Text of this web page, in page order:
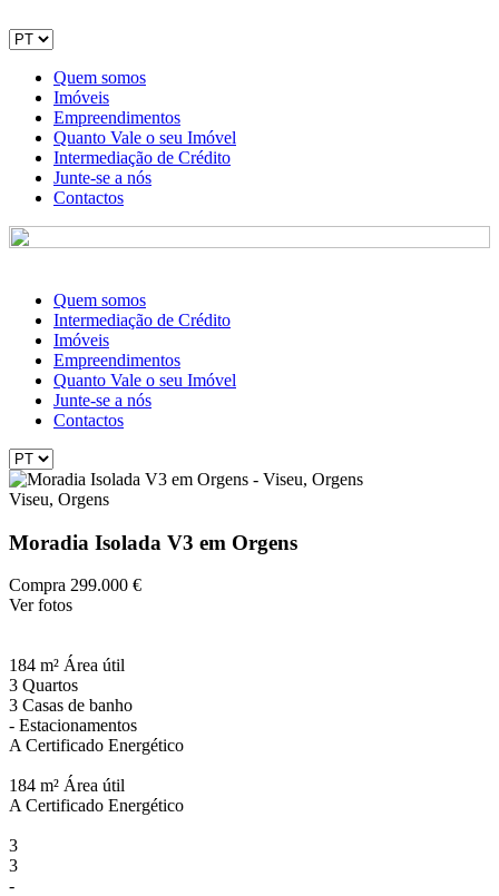
Quem somos
Imóveis
Empreendimentos
Quanto Vale o seu Imóvel
Intermediação de Crédito
Junte-se a nós
Contactos
Quem somos
Intermediação de Crédito
Imóveis
Empreendimentos
Quanto Vale o seu Imóvel
Junte-se a nós
Contactos
Viseu, Orgens
Moradia Isolada V3 em Orgens
Compra 299.000 €
Ver fotos
184 m² Área útil
3 Quartos
3 Casas de banho
- Estacionamentos
ACertificado Energético
184 m² Área útil
ACertificado Energético
3
3
-